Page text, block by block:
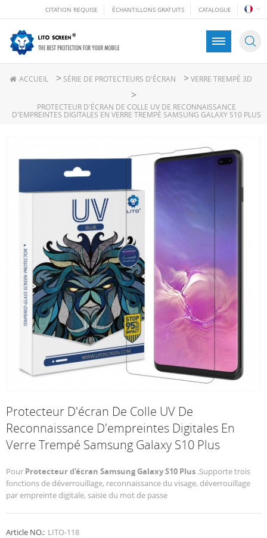
CITATION REQUISE ÉCHANTILLONS GRATUITS CATALOGUE
ACCUEIL > SÉRIE DE PROTECTEURS D'ÉCRAN > VERRE TREMPÉ 3D
>
PROTECTEUR D'ÉCRAN DE COLLE UV DE RECONNAISSANCE
D'EMPREINTES DIGITALES EN VERRE TREMPÉ SAMSUNG GALAXY S10 PLUS
Protecteur D'écran De Colle UV De
Reconnaissance D'empreintes Digitales En
Verre Trempé Samsung Galaxy S10 Plus
Pour Protecteur d'écran Samsung Galaxy S10 Plus .Supporte trois
fonctions de déverrouillage, reconnaissance du visage, déverrouillage
par empreinte digitale, saisie du mot de passe
Article NO.: LITO-118